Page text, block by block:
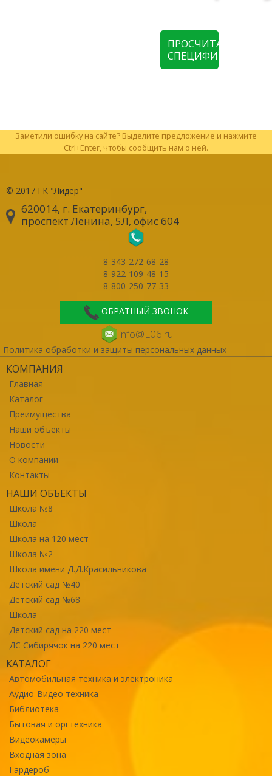
ПРОСЧИТАТЬ
СПЕЦИФИКАЦИЮ
Заметили ошибку на сайте? Выделите предложение и нажмите
Ctrl+Enter, чтобы сообщить нам о ней.
© 2017 ГК "Лидер"
620014, г. Екатеринбург,
проспект Ленина, 5Л, офис 604
8-343-272-68-28
8-922-109-48-15
8-800-250-77-33
ОБРАТНЫЙ ЗВОНОК
info@L06.ru
Политика обработки и защиты персональных данных
КОМПАНИЯ
Главная
Каталог
Преимущества
Наши объекты
Новости
О компании
Контакты
НАШИ ОБЪЕКТЫ
Школа №8
Школа
Школа на 120 мест
Школа №2
Школа имени Д.Д.Красильникова
Детский сад №40
Детский сад №68
Школа
Детский сад на 220 мест
ДС Сибирячок на 220 мест
КАТАЛОГ
Автомобильная техника и электроника
Аудио-Видео техника
Библиотека
Бытовая и оргтехника
Видеокамеры
Входная зона
Гардероб